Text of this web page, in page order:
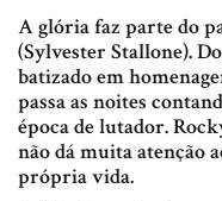
A glória faz parte do
(Sylvester Stallone).
batizado em
passa as noites
época de lutador.
não dá muita atenção
própria vida.